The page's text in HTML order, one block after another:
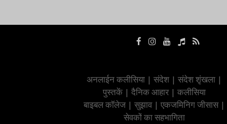
अनलाईन कलीसिया | संदेश | संदेश शृंखला |
पुस्तकें | दैनिक आहार | कलीसिया
बाइबल कॉलेज | सुझाव | एकजमिनिग जीसास |
सेवकों का सहभागिता